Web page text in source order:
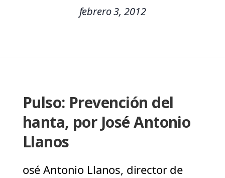
febrero 3, 2012
Pulso: Prevención del
hanta, por José Antonio
Llanos
osé Antonio Llanos, director de